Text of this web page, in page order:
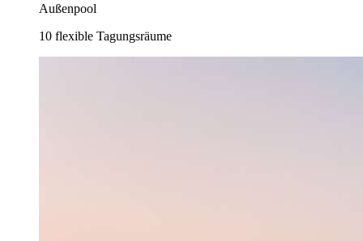
Außenpool
10 flexible Tagungsräume